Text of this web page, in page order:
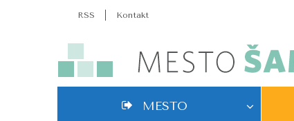
RSS Kontakt
MESTO